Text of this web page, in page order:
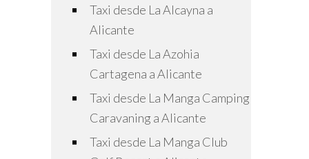
Taxi desde La Alcayna a
Alicante
Taxi desde La Azohia
Cartagena a Alicante
Taxi desde La Manga Camping
Caravaning a Alicante
Taxi desde La Manga Club